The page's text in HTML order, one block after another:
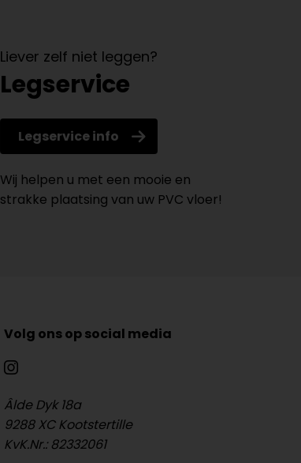
Liever zelf niet leggen?
Legservice
Legservice info
Wij helpen u met een mooie en
strakke plaatsing van uw PVC vloer!
Volg ons op social media
Âlde Dyk 18a
9288 XC Kootstertille
KvK.Nr.: 82332061